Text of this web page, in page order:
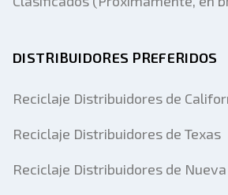
DISTRIBUIDORES PREFERIDOS
Reciclaje Distribuidores de
Reciclaje Distribuidores de Texas
Reciclaje Distribuidores de Nueva